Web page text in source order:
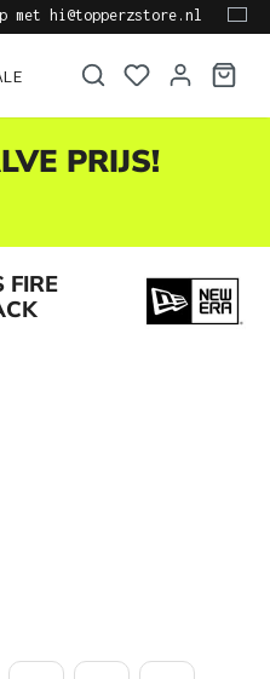
met hi@topperzstore.nl
PRIJS!
FIRE